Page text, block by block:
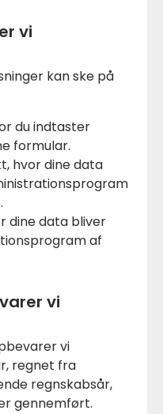
vi
kan ske på
du indtaster
formular.
hvor dine data
dine data bliver
af
vi
vi
regnet fra
regnskabsår,
gennemført.